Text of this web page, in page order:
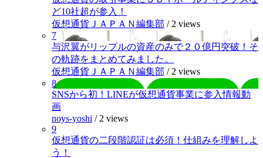
ど10社超が参入！
仮想通貨ＪＡＰＡＮ編集部 / 2 views
7
与沢翼がリップルの資産のみで２０億円突破！そ
の軌跡をまとめてみました。
仮想通貨ＪＡＰＡＮ編集部 / 2 views
8
SNSから初！LINEが仮想通貨事業に参入情報動
画
noys-yoshi / 2 views
9
仮想通貨の二段階認証は必須！仕組みを理解しよ
う！